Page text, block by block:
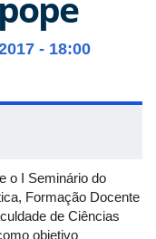
- 18:00
o I Seminário do
Formação Docente
de Ciências
objetivo